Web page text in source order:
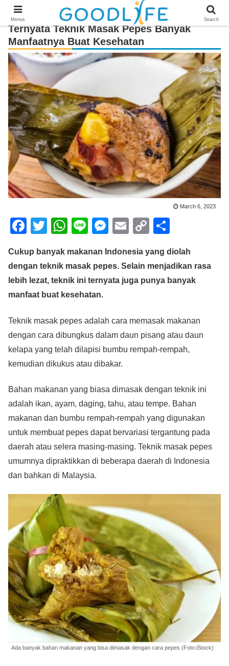
Ternyata Teknik Masak Pepes Banyak
Manfaatnya Buat Kesehatan
March 6, 2023
F
c
e
b
o
k
T
tt
er
W
at
s
A
p
Li
e
M
ss
e
er
E
ail
C
p
y
k
ar
e
Cukup banyak makanan Indonesia yang diolah
dengan teknik masak pepes. Selain menjadikan rasa
lebih lezat, teknik ini ternyata juga punya banyak
manfaat buat kesehatan.
Teknik masak pepes adalah cara memasak makanan
dengan cara dibungkus dalam daun pisang atau daun
kelapa yang telah dilapisi bumbu rempah-rempah,
kemudian dikukus atau dibakar.
Bahan makanan yang biasa dimasak dengan teknik ini
adalah ikan, ayam, daging, tahu, atau tempe. Bahan
makanan dan bumbu rempah-rempah yang digunakan
untuk membuat pepes dapat bervariasi tergantung pada
daerah atau selera masing-masing. Teknik masak pepes
umumnya dipraktikkan di beberapa daerah di Indonesia
dan bahkan di Malaysia.
Ada banyak bahan makanan yang bisa dimasak dengan cara pepes (Foto:iStock)
Menus Search